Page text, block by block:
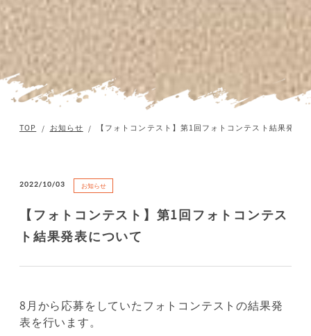
TOP お知らせ 【フォトコンテスト】第1回フォトコンテスト結果発表
2022/10/03 お知らせ
【フォトコンテスト】第1回フォトコンテス
ト結果発表について
8月から応募をしていたフォトコンテストの結果発
表を行います。